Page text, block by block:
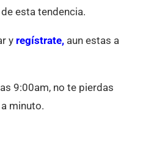
esta tendencia.
y regístrate, aun estas a
9:00am, no te pierdas
minuto.